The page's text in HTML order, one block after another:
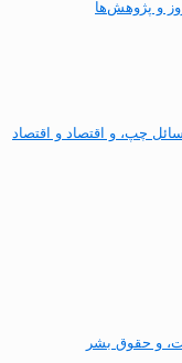
چپ، و اقتصاد و اقتصاد